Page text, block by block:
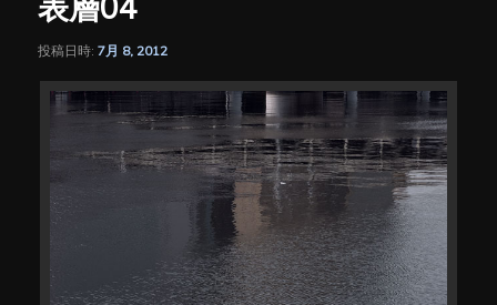
ゲ
シ
ン
投稿日時:7月 8, 2012